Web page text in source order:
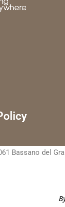
Bassano del